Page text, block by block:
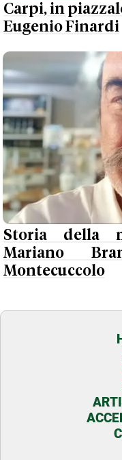
Carpi, in
Eugenio Finardi
Storia della
Mariano
Montecuccolo